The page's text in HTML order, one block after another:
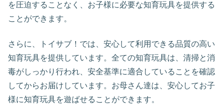
を圧迫することなく、お子様に必要な知育玩具を提供する
ことができます。
さらに、トイサブ！では、安心して利用できる品質の高い
知育玩具を提供しています。全ての知育玩具は、清掃と消
毒がしっかり行われ、安全基準に適合していることを確認
してからお届けしています。お母さん達は、安心してお子
様に知育玩具を遊ばせることができます。